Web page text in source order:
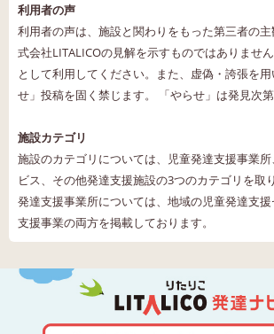
利用者の声
利用者の声は、施設と関わりをもった第三者の
式会社LITALICOの見解を示すものではありませ
として利用してください。また、虚偽・誇張を
せ」投稿を固く禁じます。 「やらせ」は発見次第
施設カテゴリ
施設のカテゴリについては、児童発達支援事業
ビス、その他発達支援施設の3つのカテゴリを取
発達支援事業所については、地域の児童発達支
支援事業の両方を掲載しております。